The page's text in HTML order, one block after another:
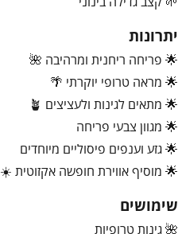
יתרונות
🌟 פריחה ריחנית ומרהיבה 🌺
🌟 מראה טרופי יוקרתי 🌴
🌟 מתאים לגינות ולעציצים 🪴
🌟 מגוון צבעי פריחה
🌟 גזע וענפים פיסוליים מיוחדים
🌟 מוסיף אווירת חופשה אקזוטית ☀️
שימושים
🌺 גינות טרופיות